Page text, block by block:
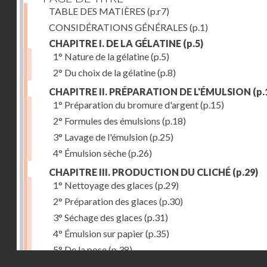
TABLE DES MATIÈRES (p.r7)
CONSIDÉRATIONS GÉNÉRALES (p.1)
CHAPITRE I. DE LA GÉLATINE (p.5)
1° Nature de la gélatine(p.5)
2° Du choix de la gélatine(p.8)
CHAPITRE II. PRÉPARATION DE L'ÉMULSION
1° Préparation du bromure d'argent(p.15)
2° Formules des émulsions (p.18)
3° Lavage de l'émulsion(p.25)
4° Émulsion sèche(p.26)
CHAPITRE III. PRODUCTION DU CLICHÉ (p.29)
1° Nettoyage des glaces (p.29)
2° Préparation des glaces (p.30)
3° Séchage des glaces (p.31)
4° Émulsion sur papier(p.35)
5° De la pose(p.38)